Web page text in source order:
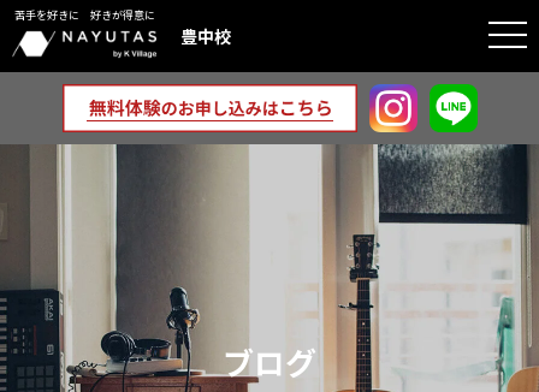
苦手を好きに 好きが得意に
豊中校
ブログ